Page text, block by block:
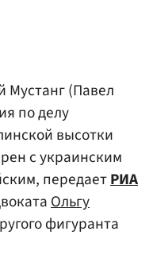
Мустанг (Павел
по делу
высотки
с украинским
передаетРИА
Ольгу
фигуранта